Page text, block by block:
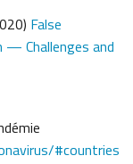
False
Challenges and
#countries